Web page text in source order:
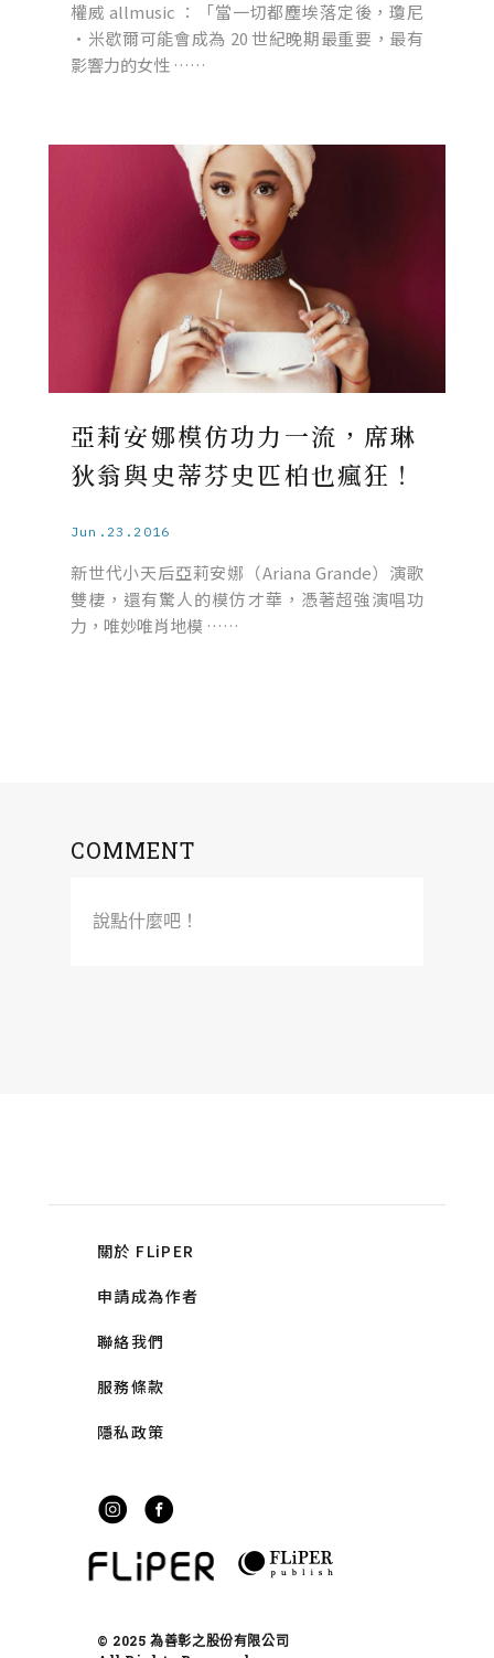
權威 allmusic ：「當一切都塵埃落定後，瓊尼
·米歇爾可能會成為 20 世紀晚期最重要，最有
影響力的女性 ……
亞莉安娜模仿功力一流，席琳
狄翁與史蒂芬史匹柏也瘋狂！
Jun.23.2016
新世代小天后亞莉安娜（Ariana Grande）演歌
雙棲，還有驚人的模仿才華，憑著超強演唱功
力，唯妙唯肖地模 ……
COMMENT
說點什麼吧！
關於 FLiPER
申請成為作者
聯絡我們
服務條款
隱私政策
© 2025 為善彰之股份有限公司